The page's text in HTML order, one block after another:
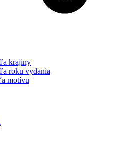
krajiny
roku vydania
motívu